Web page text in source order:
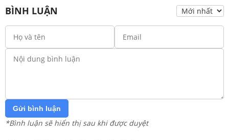
BÌNH LUẬN
Gửi bình luận
*Bình luận sẽ hiển thị sau khi được duyệt